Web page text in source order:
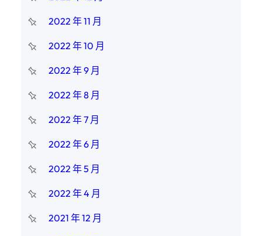
2022 年 11 月
2022 年 10 月
2022 年 9 月
2022 年 8 月
2022 年 7 月
2022 年 6 月
2022 年 5 月
2022 年 4 月
2021 年 12 月